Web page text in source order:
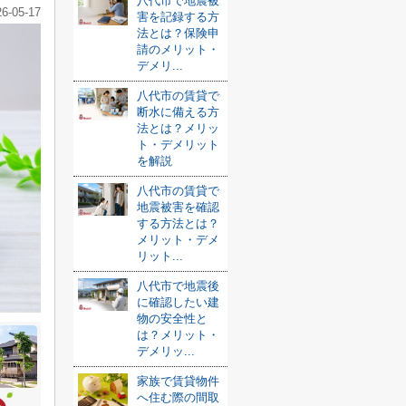
05-17
害を記録する方
法とは？保険申
請のメリット・
デメリ...
八代市の賃貸で
断水に備える方
法とは？メリッ
ト・デメリット
を解説
八代市の賃貸で
地震被害を確認
する方法とは？
メリット・デメ
リット...
八代市で地震後
に確認したい建
物の安全性と
は？メリット・
デメリッ...
家族で賃貸物件
へ住む際の間取